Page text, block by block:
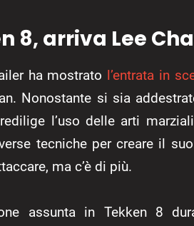
8, arriva Lee
ha mostrato l’entrata in
Nonostante si sia
l’uso delle arti
tecniche per creare il
ma c’è di più.
assunta in Tekken 8